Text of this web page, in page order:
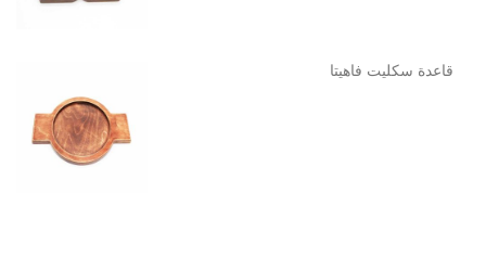
قاعدة سكليت فاهيتا